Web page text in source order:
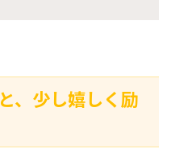
、少し嬉しく励